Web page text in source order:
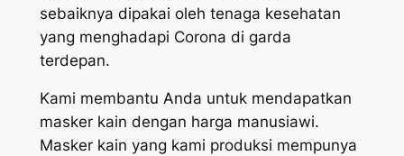
sebaiknya dipakai oleh tenaga kesehatan
yang menghadapi Corona di garda
terdepan.
Kami membantu Anda untuk mendapatkan
masker kain dengan harga manusiawi.
Masker kain yang kami produksi mempunya